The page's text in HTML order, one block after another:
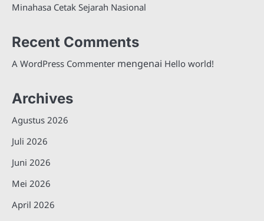
Minahasa Cetak Sejarah Nasional
Recent Comments
A WordPress Commenter mengenai Hello world!
Archives
Agustus 2026
Juli 2026
Juni 2026
Mei 2026
April 2026